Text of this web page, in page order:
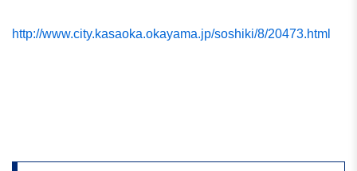
http://www.city.kasaoka.okayama.jp/soshiki/8/20473.html